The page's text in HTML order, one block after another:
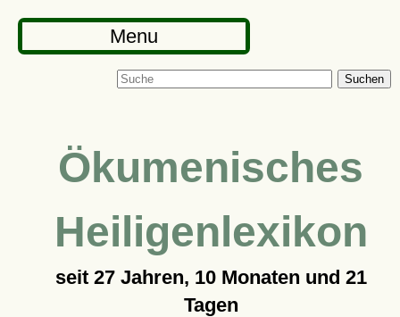
Menu
Suchen
Ökumenisches
Heiligenlexikon
seit 27 Jahren, 10 Monaten und 21
Tagen